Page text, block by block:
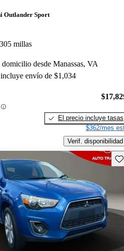
Outlander Sport
millas
domicilio desde Manassas, VA
envío de $1,034
El precio incluye tasas
$362/mes
Verif. disponibilidad